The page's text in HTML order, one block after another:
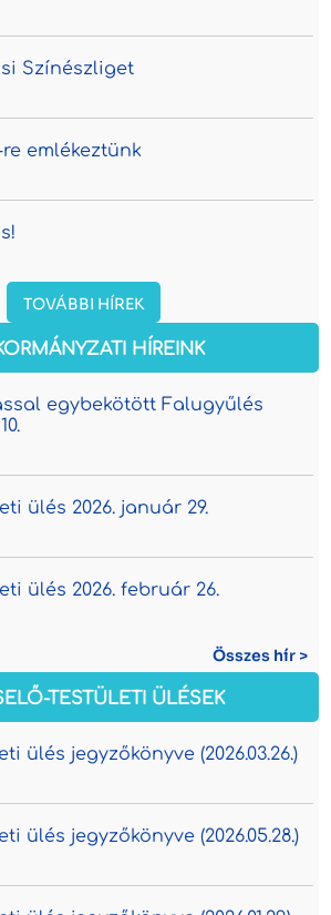
Színészliget
re emlékeztünk
TOVÁBBI HÍREK
HÍREINK
egybekötött Falugyűlés
ülés 2026. január 29.
ülés 2026. február 26.
Összes hír >
TESTÜLETI ÜLÉSEK
ülés jegyzőkönyve (2026.03.26.)
ülés jegyzőkönyve (2026.05.28.)